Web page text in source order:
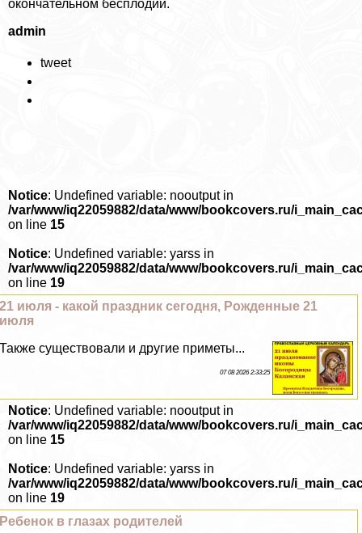
окончательном бесплодии.
admin
tweet
Notice: Undefined variable: nooutput in
/var/www/iq22059882/data/www/bookcovers.ru/
on line 15
Notice: Undefined variable: yarss in
/var/www/iq22059882/data/www/bookcovers.ru/
on line 19
21 июля - какой праздник сегодня, Рожденные 21
июля
Также существовали и другие приметы...
07 08 2026 2:33:25
Notice: Undefined variable: nooutput in
/var/www/iq22059882/data/www/bookcovers.ru/
on line 15
Notice: Undefined variable: yarss in
/var/www/iq22059882/data/www/bookcovers.ru/
on line 19
Ребенок в глазах родителей